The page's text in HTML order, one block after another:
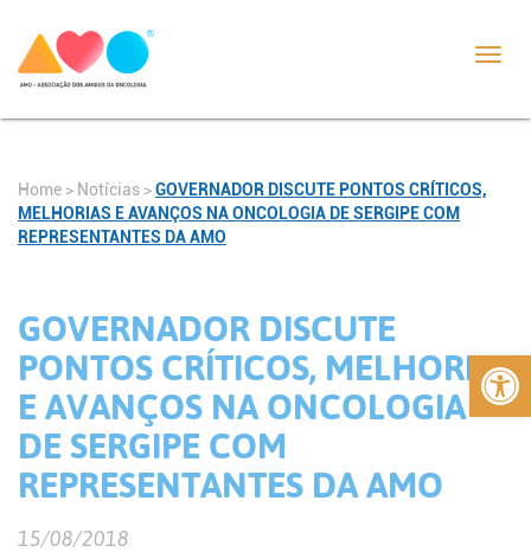
Abrir
Home > Notícias >GOVERNADOR DISCUTE PONTOS CRÍTICOS,
MELHORIAS E AVANÇOS NA ONCOLOGIA DE SERGIPE COM
REPRESENTANTES DA AMO
GOVERNADOR DISCUTE
PONTOS CRÍTICOS, MELHORIAS
E AVANÇOS NA ONCOLOGIA
DE SERGIPE COM
REPRESENTANTES DA AMO
15/08/2018